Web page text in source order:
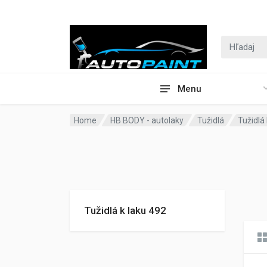
Menu
Home HB BODY - autolaky Tužidlá Tužidlá
Tužidlá k laku 492